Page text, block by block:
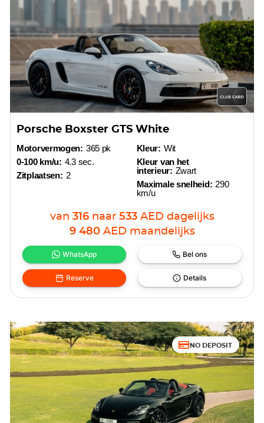
Porsche Boxster GTS White
Motorvermogen: 365 pk
0-100 km/u: 4.3 sec.
Zitplaatsen: 2
Kleur: Wit
Kleur van het
interieur: Zwart
Maximale snelheid: 290
km/u
van 316 naar 533 AED dagelijks
9 480 AED maandelijks
WhatsApp Bel ons
Reserve Details
NO DEPOSIT